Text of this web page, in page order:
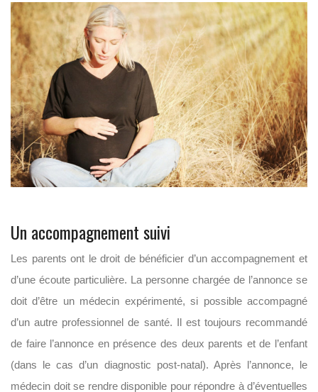
Un accompagnement suivi
Les parents ont le droit de bénéficier d’un accompagnement et
d’une écoute particulière. La personne chargée de l’annonce se
doit d’être un médecin expérimenté, si possible accompagné
d’un autre professionnel de santé. Il est toujours recommandé
de faire l’annonce en présence des deux parents et de l’enfant
(dans le cas d’un diagnostic post-natal). Après l’annonce, le
médecin doit se rendre disponible pour répondre à d’éventuelles